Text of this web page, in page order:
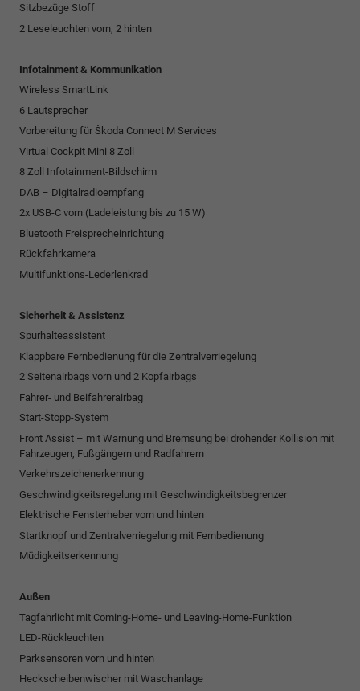
Sitzbezüge Stoff
2 Leseleuchten vorn, 2 hinten
Infotainment & Kommunikation
Wireless SmartLink
6 Lautsprecher
Vorbereitung für Škoda Connect M Services
Virtual Cockpit Mini 8 Zoll
8 Zoll Infotainment-Bildschirm
DAB – Digitalradioempfang
2x USB-C vorn (Ladeleistung bis zu 15 W)
Bluetooth Freisprecheinrichtung
Rückfahrkamera
Multifunktions-Lederlenkrad
Sicherheit & Assistenz
Spurhalteassistent
Klappbare Fernbedienung für die Zentralverriegelung
2 Seitenairbags vorn und 2 Kopfairbags
Fahrer- und Beifahrerairbag
Start-Stopp-System
Front Assist – mit Warnung und Bremsung bei drohender Kollision mit
Fahrzeugen, Fußgängern und Radfahrern
Verkehrszeichenerkennung
Geschwindigkeitsregelung mit Geschwindigkeitsbegrenzer
Elektrische Fensterheber vorn und hinten
Startknopf und Zentralverriegelung mit Fernbedienung
Müdigkeitserkennung
Außen
Tagfahrlicht mit Coming-Home- und Leaving-Home-Funktion
LED-Rückleuchten
Parksensoren vorn und hinten
Heckscheibenwischer mit Waschanlage